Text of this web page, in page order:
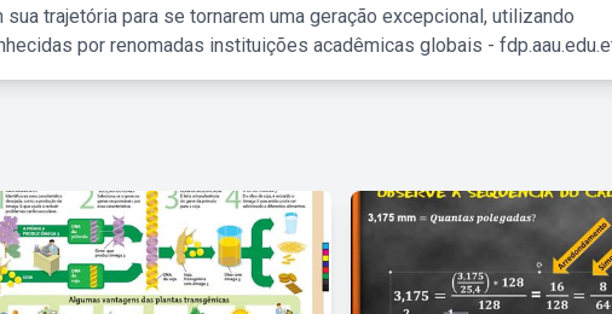
trajetória para se tornarem uma geração excepcional, utilizando
por renomadas instituições acadêmicas globais -